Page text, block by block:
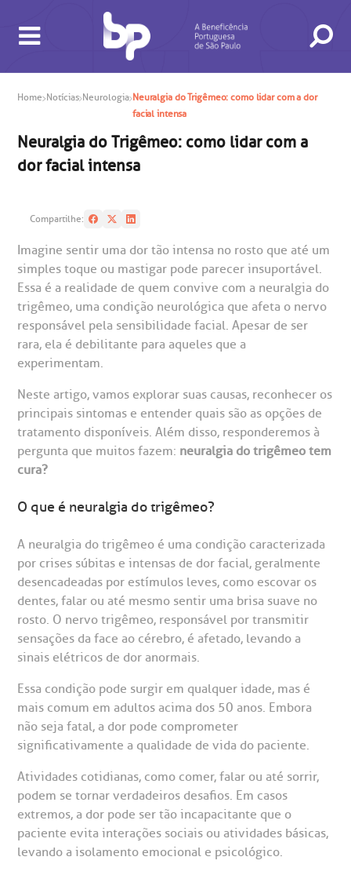
BUSCA
CONSULTAS E EXAMES
de consultas e exames
in antecipado
de exames
de Exames
ATENDIMENTO 24H
SAC
A BP conta com você para melhorar sempre a qualidade do
atendimento e dos serviços prestados.
A Ouvidoria e SAC são canais para você, cliente da BP, tirar
suas dúvidas, registrar suas reclamações ou fazer elogios
relacionados ao nosso atendimento e aos nossos serviços.
Horário de atendimento: 2ª a 6ª feira das 7h às 18h
(11)3505-1000
ouvidoria@bp.org.br
Fale Conosco
CONHEÇA AS UNIDADES
Hospital BP
Saiba mais
Endereço:
Rua Maestro Cardim, 769
CEP: 01323-001 | Bela Vista
São Paulo - SP
INSTITUCIONAL
e Pesquisa
do médico
de conduta
Financeiras
social da BP
corporativa
social
NOSSOS SERVIÇOS
Telemedicina BP
INFORMAÇÕES ÚTEIS
de atendimento
de Infarto SUS
de Visita
socorro
de cópia de prontuário médico
de orçamento particular
ESPECIALIDADES
de Oncologia e Hematologia
de Excelência em Neurologia e
de Excelência em Ortopedia
especialidades
Home Notícias Neurologia Neuralgia do Trigêmeo: como lidar com a dor
facial intensa
Neuralgia do Trigêmeo: como lidar com a
dor facial intensa
Compartilhe:
Imagine sentir uma dor tão intensa no rosto que até um
simples toque ou mastigar pode parecer insuportável.
Essa é a realidade de quem convive com a neuralgia do
trigêmeo, uma condição neurológica que afeta o nervo
responsável pela sensibilidade facial. Apesar de ser
rara, ela é debilitante para aqueles que a
experimentam.
Neste artigo, vamos explorar suas causas, reconhecer os
principais sintomas e entender quais são as opções de
tratamento disponíveis. Além disso, responderemos à
pergunta que muitos fazem: neuralgia do trigêmeo tem
cura?
O que é neuralgia do trigêmeo?
A neuralgia do trigêmeo é uma condição caracterizada
por crises súbitas e intensas de dor facial, geralmente
desencadeadas por estímulos leves, como escovar os
dentes, falar ou até mesmo sentir uma brisa suave no
rosto. O nervo trigêmeo, responsável por transmitir
sensações da face ao cérebro, é afetado, levando a
sinais elétricos de dor anormais.
Essa condição pode surgir em qualquer idade, mas é
mais comum em adultos acima dos 50 anos. Embora
não seja fatal, a dor pode comprometer
significativamente a qualidade de vida do paciente.
Atividades cotidianas, como comer, falar ou até sorrir,
podem se tornar verdadeiros desafios. Em casos
extremos, a dor pode ser tão incapacitante que o
paciente evita interações sociais ou atividades básicas,
levando a isolamento emocional e psicológico.